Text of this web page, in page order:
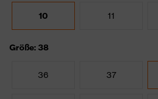
10 11
Größe: 38
36 37